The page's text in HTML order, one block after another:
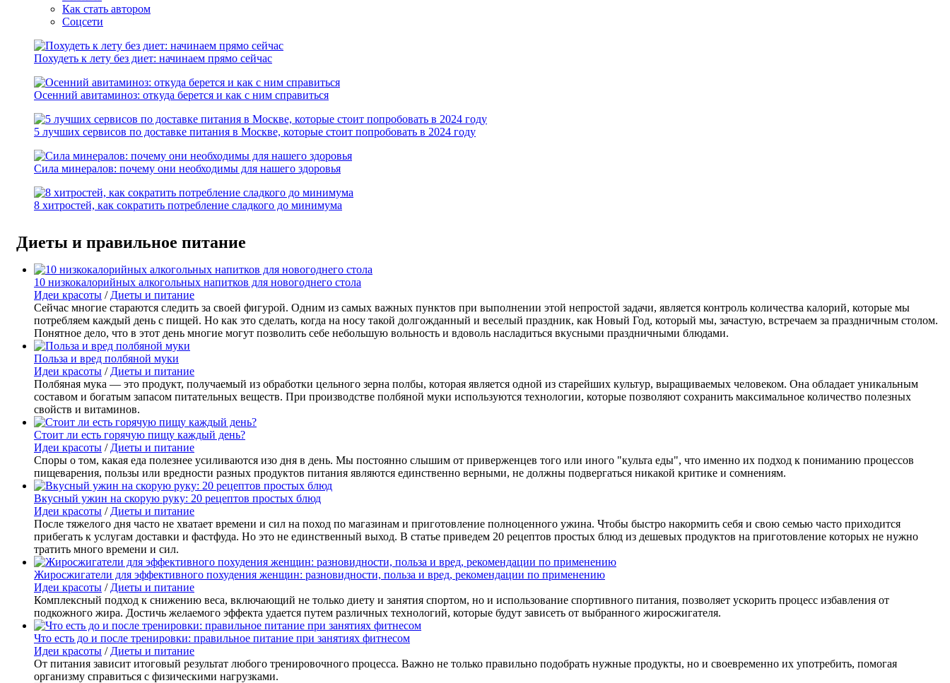
Как стать автором
Соцсети
Похудеть к лету без диет: начинаем прямо сейчас
Осенний авитаминоз: откуда берется и как с ним справиться
5 лучших сервисов по доставке питания в Москве, которые стоит попробовать в 2024 году
Сила минералов: почему они необходимы для нашего здоровья
8 хитростей, как сократить потребление сладкого до минимума
Диеты и правильное питание
10 низкокалорийных алкогольных напитков для новогоднего стола
Идеи красоты / Диеты и питание
Сейчас многие стараются следить за своей фигурой. Одним из самых важных пунктов при выполнении этой непростой задачи, является контроль количества калорий, которые мы
потребляем каждый день с пищей. Но как это сделать, когда на носу такой долгожданный и веселый праздник, как Новый Год, который мы, зачастую, встречаем за праздничным столом.
Понятное дело, что в этот день многие могут позволить себе небольшую вольность и вдоволь насладиться вкусными праздничными блюдами.
Польза и вред полбяной муки
Идеи красоты / Диеты и питание
Полбяная мука — это продукт, получаемый из обработки цельного зерна полбы, которая является одной из старейших культур, выращиваемых человеком. Она обладает уникальным
составом и богатым запасом питательных веществ. При производстве полбяной муки используются технологии, которые позволяют сохранить максимальное количество полезных
свойств и витаминов.
Стоит ли есть горячую пищу каждый день?
Идеи красоты / Диеты и питание
Споры о том, какая еда полезнее усиливаются изо дня в день. Мы постоянно слышим от приверженцев того или иного "культа еды", что именно их подход к пониманию процессов
пищеварения, пользы или вредности разных продуктов питания являются единственно верными, не должны подвергаться никакой критике и сомнениям.
Вкусный ужин на скорую руку: 20 рецептов простых блюд
Идеи красоты / Диеты и питание
После тяжелого дня часто не хватает времени и сил на поход по магазинам и приготовление полноценного ужина. Чтобы быстро накормить себя и свою семью часто приходится
прибегать к услугам доставки и фастфуда. Но это не единственный выход. В статье приведем 20 рецептов простых блюд из дешевых продуктов на приготовление которых не нужно
тратить много времени и сил.
Жиросжигатели для эффективного похудения женщин: разновидности, польза и вред, рекомендации по применению
Идеи красоты / Диеты и питание
Комплексный подход к снижению веса, включающий не только диету и занятия спортом, но и использование спортивного питания, позволяет ускорить процесс избавления от
подкожного жира. Достичь желаемого эффекта удается путем различных технологий, которые будут зависеть от выбранного жиросжигателя.
Что есть до и после тренировки: правильное питание при занятиях фитнесом
Идеи красоты / Диеты и питание
От питания зависит итоговый результат любого тренировочного процесса. Важно не только правильно подобрать нужные продукты, но и своевременно их употребить, помогая
организму справиться с физическими нагрузками.